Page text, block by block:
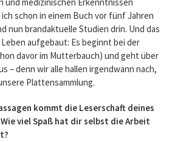
schon in einem Buch vor fünf Jahren
nun brandaktuelle Studien drin. Und das
aufgebaut: Es beginnt bei der
davor im Mutterbauch) und geht über
– denn wir alle hallen irgendwann nach,
Plattensammlung.
kommt die Leserschaft deines
viel Spaß hat dir selbst die Arbeit